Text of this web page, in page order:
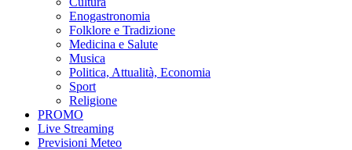
Enogastronomia
Folklore e Tradizione
Medicina e Salute
Musica
Politica, Attualità, Economia
Sport
Religione
PROMO
Live Streaming
Previsioni Meteo